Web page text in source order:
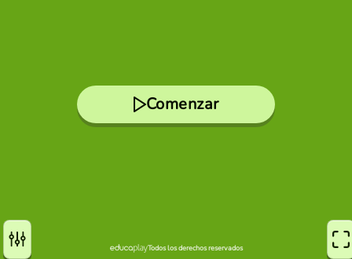
Comenzar
Todos los derechos reservados